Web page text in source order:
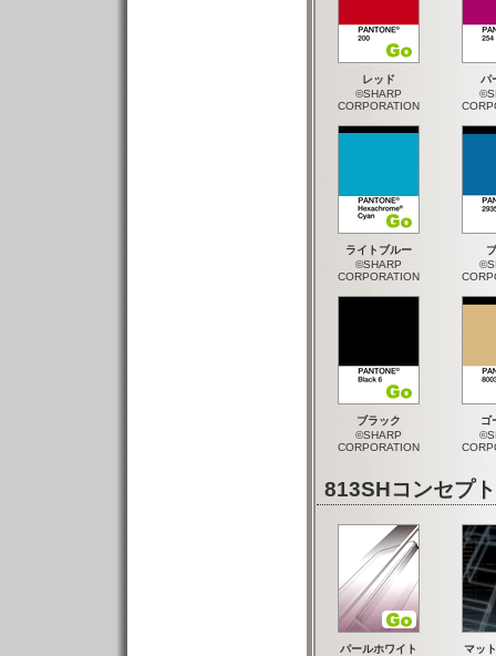
レッド
©SHARP
CORPORATION
パ
ライトブルー
©SHARP
CORPORATION
ブラック
©SHARP
CORPORATION
ゴ
813SHコンセプ
パールホワイト
マッ